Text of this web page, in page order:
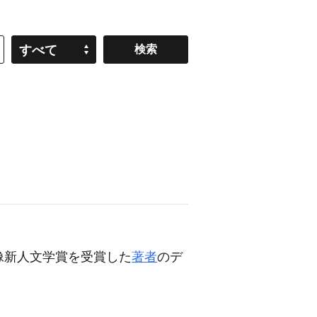
すべて
人文学賞を受賞した著者のデ